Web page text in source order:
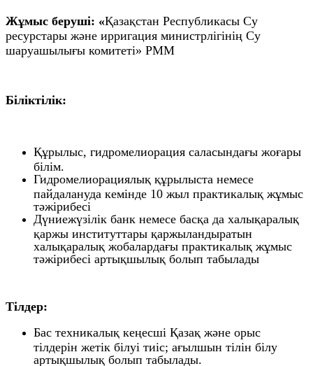
Жұмыс беруші: «Қазақстан Республикасы Су
ресурстары және ирригация министрлігінің Су
шаруашылығы комитеті» РММ
Біліктілік:
Құрылыс, гидромелиорация саласындағы жоғары
білім.
Гидромелиорациялық құрылыста немесе
пайдалануда кемінде 10 жыл практикалық жұмыс
тәжірибесі
Дүниежүзілік банк немесе басқа да халықаралық
қаржы институттары қаржыландыратын
халықаралық жобалардағы практикалық жұмыс
тәжірибесі артықшылық болып табылады
Тілдер:
Бас техникалық кеңесші Қазақ және орыс
тілдерін жетік білуі тиіс; ағылшын тілін білу
артықшылық болып табылады.